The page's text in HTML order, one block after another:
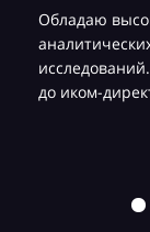
Обладаю
до иком-